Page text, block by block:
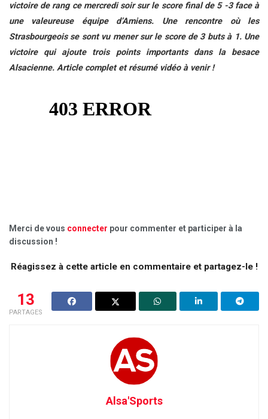
victoire de rang ce mercredi soir sur le score final de 5 -3 face à
une valeureuse équipe d’Amiens. Une rencontre où les
Strasbourgeois se sont vu mener sur le score de 3 buts à 1. Une
victoire qui ajoute trois points importants dans la besace
Alsacienne. Article complet et résumé vidéo à venir !
Merci de vous connecter pour commenter et participer à la
discussion !
Réagissez à cette article en commentaire et partagez-le !
13
PARTAGES
Alsa'Sports